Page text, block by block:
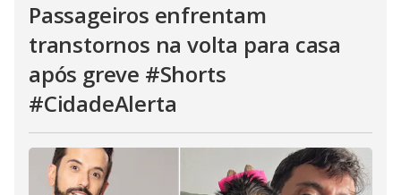
Passageiros enfrentam
transtornos na volta para casa
após greve #Shorts
#CidadeAlerta